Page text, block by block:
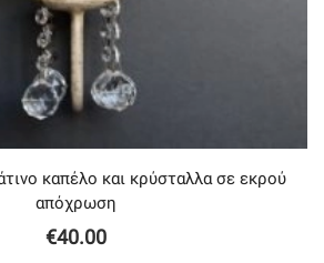
καπέλο και κρύσταλλα σε εκρού
απόχρωση
€40.00